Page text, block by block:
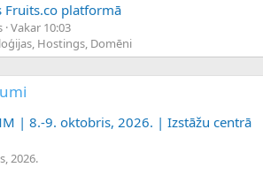
Fruits.co platformā
Vakar 10:03
Hostings, Domēni
| 8.-9. oktobris, 2026. | Izstāžu centrā
2026.